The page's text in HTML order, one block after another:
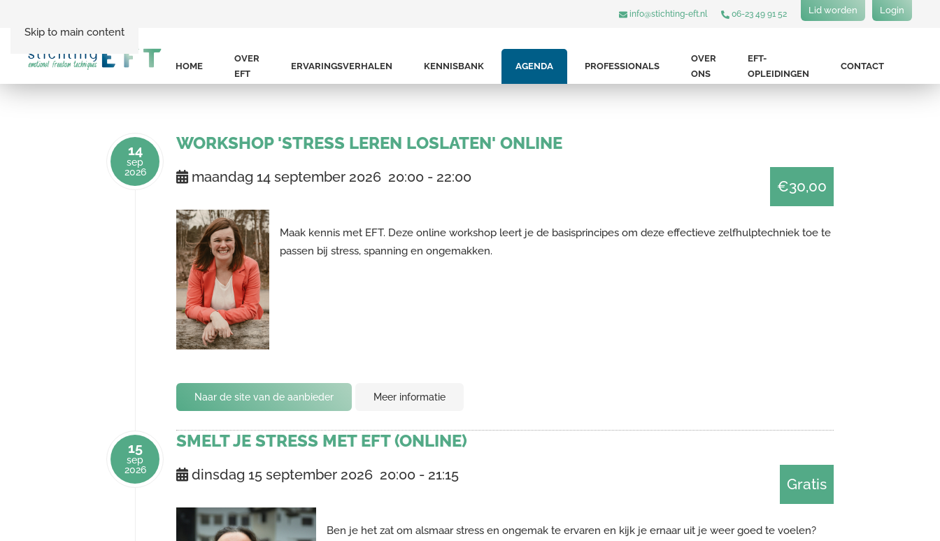
Skip to main content
info@stichting-eft.nl 06-23 49 91 52 Lid worden Login
HOME
OVER
EFT
ERVARINGSVERHALEN KENNISBANK AGENDA PROFESSIONALS
OVER
ONS
EFT-
OPLEIDINGEN
CONTACT
14
sep
2026
WORKSHOP 'STRESS LEREN LOSLATEN' ONLINE
maandag 14 september 2026 20:00 - 22:00
€30,00
Maak kennis met EFT. Deze online workshop leert je de basisprincipes om deze effectieve zelfhulptechniek toe te
passen bij stress, spanning en ongemakken.
Naar de site van de aanbieder Meer informatie
15
sep
2026
SMELT JE STRESS MET EFT (ONLINE)
dinsdag 15 september 2026 20:00 - 21:15
Gratis
Ben je het zat om alsmaar stress en ongemak te ervaren en kijk je ernaar uit je weer goed te voelen?